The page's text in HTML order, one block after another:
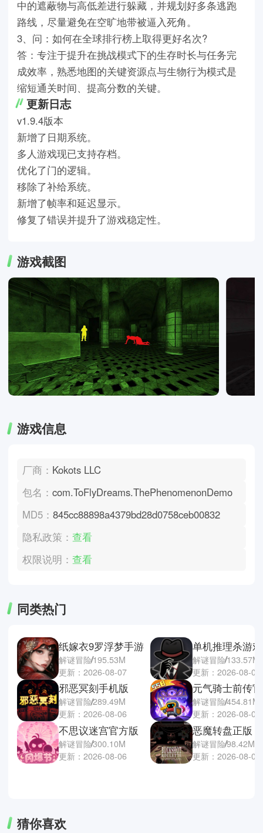
中的遮蔽物与高低差进行躲藏，并规划好多条逃跑
路线，尽量避免在空旷地带被逼入死角。
3、问：如何在全球排行榜上取得更好名次?
答：专注于提升在挑战模式下的生存时长与任务完
成效率，熟悉地图的关键资源点与生物行为模式是
缩短通关时间、提高分数的关键。
更新日志
v1.9.4版本
新增了日期系统。
多人游戏现已支持存档。
优化了门的逻辑。
移除了补给系统。
新增了帧率和延迟显示。
修复了错误并提升了游戏稳定性。
游戏截图
游戏信息
厂商： Kokots LLC
包名：com.ToFlyDreams.ThePhenomenonDemo
MD5：845cc88898a4379bd28d0758ceb00832
隐私政策：查看
权限说明：查看
同类热门
纸嫁衣9罗浮梦手游
解谜冒险195.53M
更新：2026-08-07
邪恶冥刻手机版
解谜冒险289.49M
更新：2026-08-06
不思议迷宫官方版
解谜冒险300.10M
更新：2026-08-06
单机推理杀游戏
解谜冒险133.57M
更新：2026-08-05
元气骑士前传
解谜冒险454.81M
更新：2026-08-05
恶魔转盘正版
解谜冒险98.42M
更新：2026-08-05
猜你喜欢